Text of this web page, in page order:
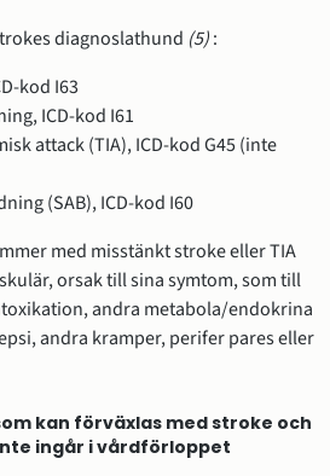
diagnoslathund (5):
kod I63
ICD-kod I61
attack (TIA), ICD-kod G45 (inte
(SAB), ICD-kod I60
med misstänkt stroke eller TIA
orsak till sina symtom, som till
andra metabola/endokrina
andra kramper, perifer pares eller
kan förväxlas med stroke och
ingår i vårdförloppet